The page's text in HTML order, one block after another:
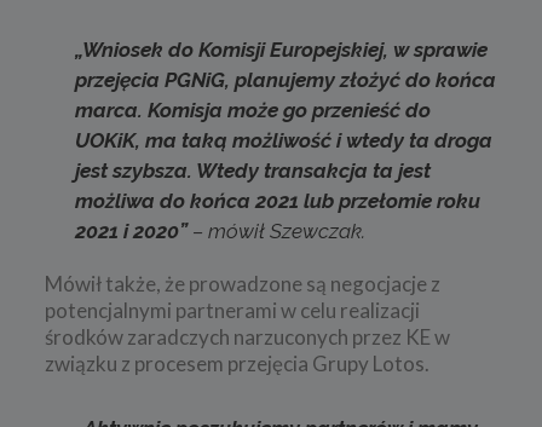
„Wniosek do Komisji Europejskiej, w sprawie
przejęcia PGNiG, planujemy złożyć do końca
marca. Komisja może go przenieść do
UOKiK, ma taką możliwość i wtedy ta droga
jest szybsza. Wtedy transakcja ta jest
możliwa do końca 2021 lub przełomie roku
2021 i 2020”– mówił Szewczak.
Mówił także, że prowadzone są negocjacje z
potencjalnymi partnerami w celu realizacji
środków zaradczych narzuconych przez KE w
związku z procesem przejęcia Grupy Lotos.